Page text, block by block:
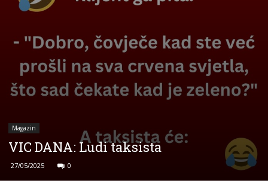
Magazin
VIC DANA: Ludi taksista
27/05/2025 0